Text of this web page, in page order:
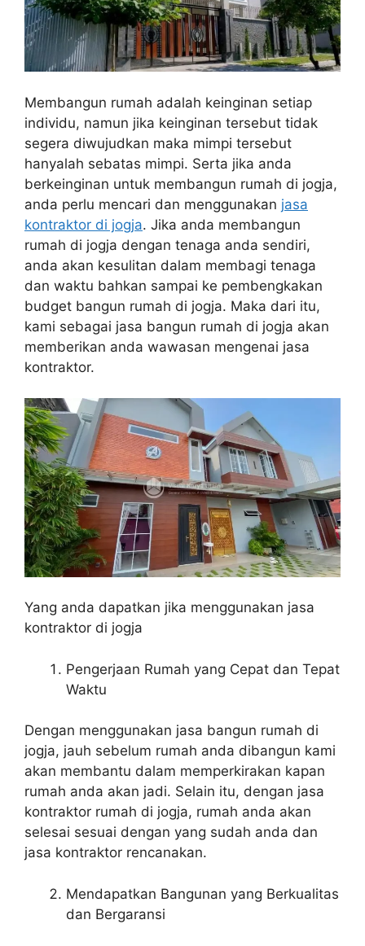
Membangun rumah adalah keinginan setiap
individu, namun jika keinginan tersebut tidak
segera diwujudkan maka mimpi tersebut
hanyalah sebatas mimpi. Serta jika anda
berkeinginan untuk membangun rumah di jogja,
anda perlu mencari dan menggunakan jasa
kontraktor di jogja. Jika anda membangun
rumah di jogja dengan tenaga anda sendiri,
anda akan kesulitan dalam membagi tenaga
dan waktu bahkan sampai ke pembengkakan
budget bangun rumah di jogja. Maka dari itu,
kami sebagai jasa bangun rumah di jogja akan
memberikan anda wawasan mengenai jasa
kontraktor.
Yang anda dapatkan jika menggunakan jasa
kontraktor di jogja
Pengerjaan Rumah yang Cepat dan Tepat
Waktu
Dengan menggunakan jasa bangun rumah di
jogja, jauh sebelum rumah anda dibangun kami
akan membantu dalam memperkirakan kapan
rumah anda akan jadi. Selain itu, dengan jasa
kontraktor rumah di jogja, rumah anda akan
selesai sesuai dengan yang sudah anda dan
jasa kontraktor rencanakan.
Mendapatkan Bangunan yang Berkualitas
dan Bergaransi